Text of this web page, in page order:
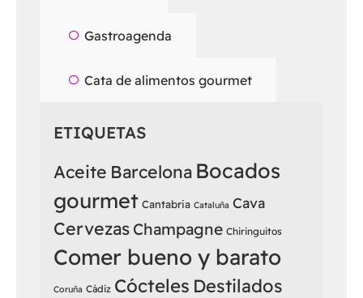
Gastroagenda
Cata de alimentos gourmet
ETIQUETAS
Aceite Barcelona Bocados
gourmet Cantabria Cataluña Cava
Cervezas Champagne Chiringuitos
Comer bueno y barato
Coruña Cádiz Cócteles Destilados